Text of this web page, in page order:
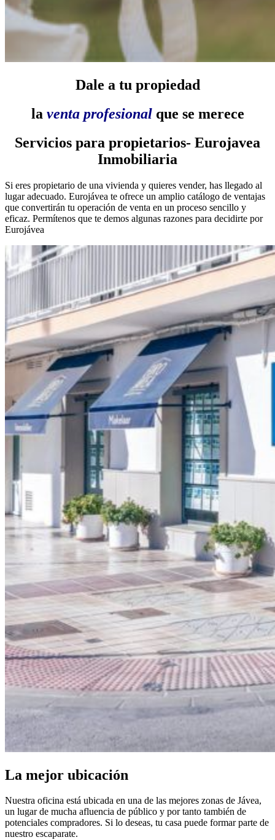
Dale a tu propiedad
la venta profesionalque se merece
Servicios para propietarios- Eurojavea
Inmobiliaria
Si eres propietario de una vivienda y quieres vender, has llegado al
lugar adecuado. Eurojávea te ofrece un amplio catálogo de ventajas
que convertirán tu operación de venta en un proceso sencillo y
eficaz. Permítenos que te demos algunas razones para decidirte por
Eurojávea
La mejor ubicación
Nuestra oficina está ubicada en una de las mejores zonas de Jávea,
un lugar de mucha afluencia de público y por tanto también de
potenciales compradores. Si lo deseas, tu casa puede formar parte de
nuestro escaparate.